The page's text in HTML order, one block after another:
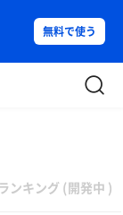
無料で使う
ランキング (開発中 )